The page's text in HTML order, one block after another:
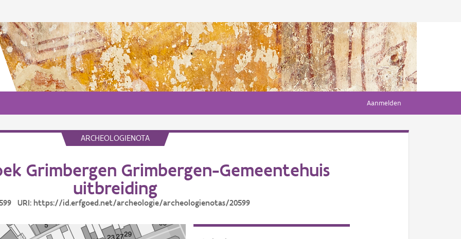
Aanmelden
ARCHEOLOGIENOTA
Grimbergen Grimbergen-Gemeentehuis
uitbreiding
URI: https://id.erfgoed.net/archeologie/archeologienotas/20599